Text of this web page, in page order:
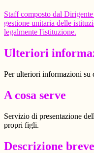
Staff composto dal
gestione unitaria delle
legalmente l'istituzione.
Ulteriori
Per ulteriori informazioni su
A cosa serve
Servizio di presentazione
propri figli.
Descrizione breve